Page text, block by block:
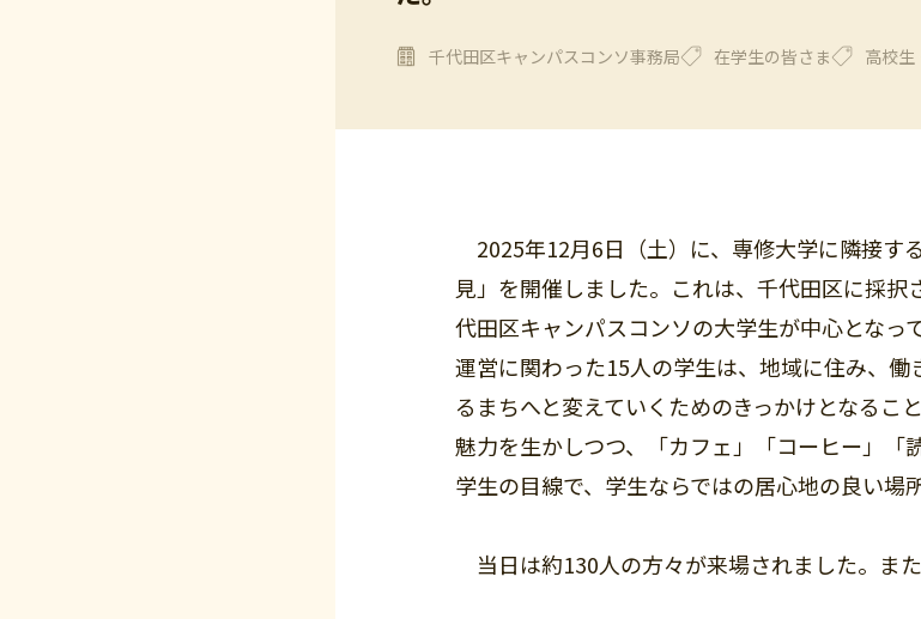
千代田区キャンパスコンソ事務局 在学生の皆さま 高校生
2025年12月6日（土）に、専修大学に隣接す
見」を開催しました。これは、千代田区に採
代田区キャンパスコンソの大学生が中心となっ
運営に関わった15人の学生は、地域に住み、
るまちへと変えていくためのきっかけとなるこ
魅力を生かしつつ、「カフェ」「コーヒー」
学生の目線で、学生ならではの居心地の良い場
当日は約130人の方々が来場されました。ま